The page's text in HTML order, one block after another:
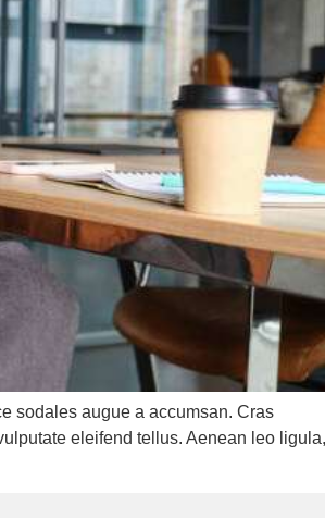
sodales augue a accumsan. Cras
eleifend tellus. Aenean leo ligula,